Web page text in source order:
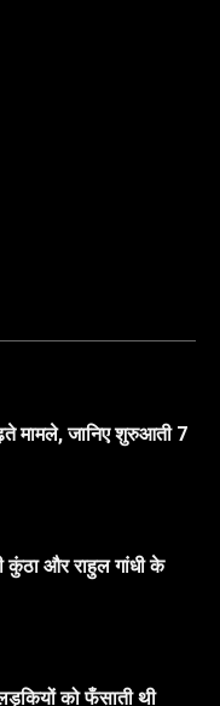
जानिए शुरुआती 7
कुंठा और राहुल गांधी के
को फँसाती थी